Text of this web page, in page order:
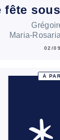
fête
Maria-
02/
À